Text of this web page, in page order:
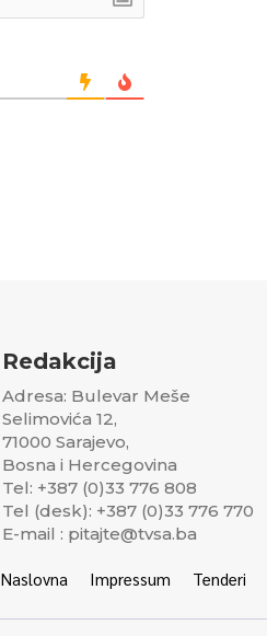
Redakcija
Adresa: Bulevar Meše
Selimovića 12,
71000 Sarajevo,
Bosna i Hercegovina
Tel: +387 (0)33 776 808
Tel (desk): +387 (0)33 776 770
E-mail : pitajte@tvsa.ba
Naslovna Impressum Tenderi